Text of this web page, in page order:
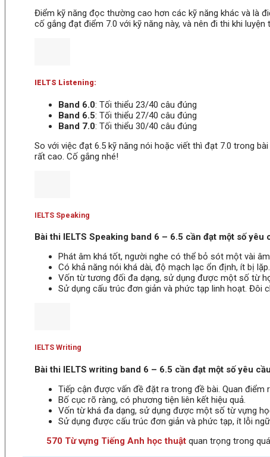
Điểm kỹ năng đọc thường cao hơn các kỹ năng khác và là
cố gắng đạt điểm 7.0 với kỹ năng này, và nên đi thi khi
IELTS Listening:
Band 6.0: Tối thiểu 23/40 câu đúng
Band 6.5: Tối thiểu 27/40 câu đúng
Band 7.0: Tối thiểu 30/40 câu đúng
So với việc đạt 6.5 kỹ năng nói hoặc viết thì đạt 7.0 trong
rất cao. Cố gắng nhé!
IELTS Speaking
Bài thi IELTS Speaking band 6 – 6.5 cần đạt một số yêu
Phát âm khá tốt, người nghe có thể bỏ sót một vài
Có khả năng nói khá dài, độ mạch lạc ổn định, ít bị lặp.
Vốn từ tương đối đa dạng, sử dụng được một số từ
Sử dụng cấu trúc đơn giản và phức tạp linh hoạt. Đôi
IELTS Writing
Bài thi IELTS writing band 6 – 6.5 cần đạt một số yêu
Tiếp cận được vấn đề đặt ra trong đề bài. Quan điểm
Bố cục rõ ràng, có phương tiện liên kết hiệu quả.
Vốn từ khá đa dạng, sử dụng được một số từ vựng
Sử dụng được cấu trúc đơn giản và phức tạp, ít lỗi
570 Từ vựng Tiếng Anh học thuật quan trọng trong